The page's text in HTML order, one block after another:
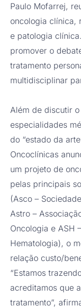
Paulo Mofarrej,
oncologia clínica,
e patologia
promover o
tratamento
multidisciplinar
Além de discutir
especialidades
do “estado da
Oncoclínicas
um projeto de
pelas principais
(Asco –
Astro –
Oncologia e ASH
Hematologia), o
relação custo/
“Estamos
acreditamos que
tratamento”,